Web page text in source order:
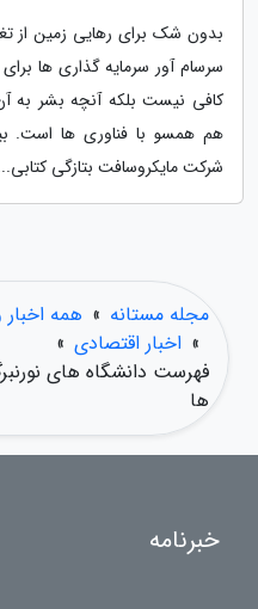
بدون شک برای رهایی زمین از
سرسام آور سرمایه گذاری ها
کافی نیست بلکه آنچه بشر به
هم همسو با فناوری ها است.
شرکت مایکروسافت بتازگی
مجله مستانه » همه اخبار
» اخبار اقتصادی »
فهرست دانشگاه های
ها
خبرنامه